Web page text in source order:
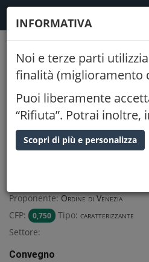
INFORMATIVA
Noi e terze parti
finalità (miglioramento
Puoi liberamente
“Rifiuta”. Potrai
Scopri di più e personalizza
Indietro
LA DIRETTIVA
GLI STUDI
L'EFFICACIA DELLE
Proponente: Ordine di Venezia
CFP:
0,750 Tipo: caratterizzante
Settore:
Convegno